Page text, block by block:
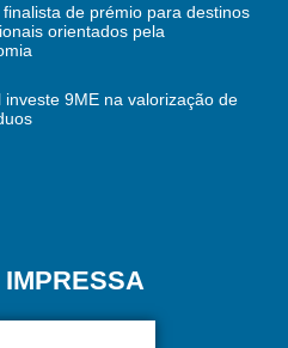
de prémio para destinos
orientados pela
investe 9ME na valorização de